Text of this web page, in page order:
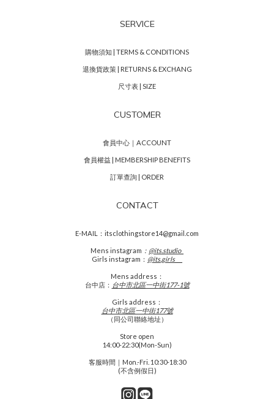
SERVICE
購物須知 | TERMS & CONDITIONS
退換貨政策 | RETURNS & EXCHANG
尺寸表 | SIZE
CUSTOMER
會員中心｜ACCOUNT
會員權益 | MEMBERSHIP BENEFITS
訂單查詢 | ORDER
CONTACT
E-MAIL：itsclothingstore14@gmail.com
Mens instagram ： @its.studio_
Girls instagram： @its.girls___
Mens address：
台中店： 台中市北區一中街177-1號
Girls address：
台中市北區一中街177號
（同公司聯絡地址）
Store open
14:00-22:30(Mon-Sun)
客服時間｜Mon.-Fri. 10:30-18:30
(不含例假日)